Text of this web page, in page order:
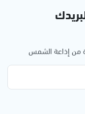
من إذاعة الشمس